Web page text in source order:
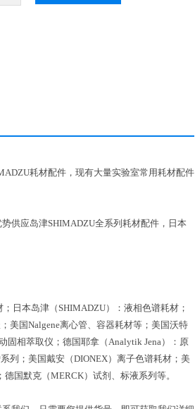
耗材配件，现有大量实验室常用耗材配件
供应岛津SHIMADZU全系列耗材配件，日本
日本岛津（SHIMADZU）：液相色谱耗材；
美国Nalgene离心管、容器耗材等；美国沃特
固相萃取仪；德国耶拿（Analytik Jena）：原
列；美国戴安（DIONEX）离子色谱耗材；美
国默克（MERCK）试剂、标液系列等。